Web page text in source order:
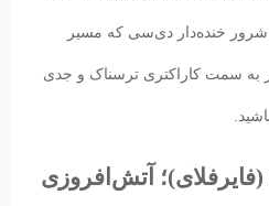
با هم نگاهی می‌اندازیم به ۱۰ شرور خنده‌دار دی‌سی که مسیر
به سمت کاراکتری ترسناک و جدی
🔥 شخصیت Firefly (فایرفلای)؛ آتش‌افروزی